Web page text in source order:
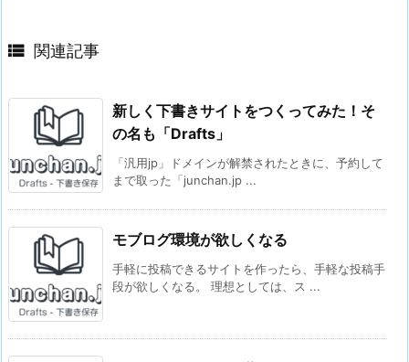
 関連記事
新しく下書きサイトをつくってみた！そ
の名も「Drafts」
「汎用jp」ドメインが解禁されたときに、予約して
まで取った「junchan.jp ...
モブログ環境が欲しくなる
手軽に投稿できるサイトを作ったら、手軽な投稿手
段が欲しくなる。 理想としては、ス ...